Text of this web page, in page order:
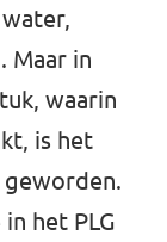
Maar in
waarin
is het
geworden.
het PLG